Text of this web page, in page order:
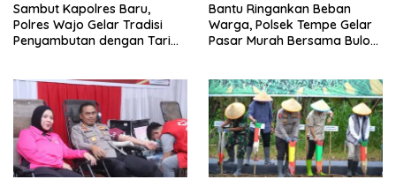
Sambut Kapolres Baru,
Polres Wajo Gelar Tradisi
Penyambutan dengan Tari
Bantu Ringankan Beban
Warga, Polsek Tempe Gelar
Pasar Murah Bersama Bulog